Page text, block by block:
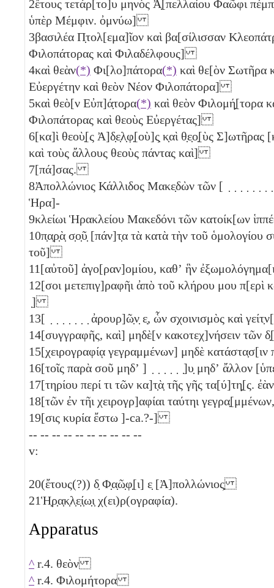
2ἔτους τετάρ[το]υ μηνὸς Ἀ̣[πελλαίου Φαῶφι
ὑπὲρ Μέμφιν. ὀμνύω]
3βασιλέα Π̣τολ[εμα]ῖον καὶ βα[σίλισσαν
Φιλοπάτορας καὶ Φιλαδέλφους]
4καὶ θεὰν(*) Φι[λο]πάτορα(*) καὶ θε[ὸν Σωτῆρα
Εὐεργέτην καὶ θεὸν Νέον Φιλοπάτορα]
5καὶ θεὸ[ν Εὐπ]ά̣το̣ρα(*) καὶ θεὸν Φιλομή̣[τορα
Φιλοπάτορας καὶ θεοὺς Εὐεργέτας]
6[κα]ὶ θεοὺ̣[ς Ἀ]δ̣ε̣λ̣φ̣[οὺ]ς̣ κ̣αὶ θ̣ε̣ο̣[ὺς Σ]ωτῆρας
καὶ τοὺς ἄλλους θεοὺς πάντας καὶ]
7[πά]σας.
8Ἀπολλώνιος Κάλλιδος Μακε̣δὼν τῶν [
Ἡρα]-
9κλείωι Ἡρακλείου Μακεδόνι τῶν κατοίκ[ων
10π̣α̣ρ̣ὰ̣ σ̣ο̣ῦ̣ [πάν]τ̣α τὰ κατὰ τὴν τοῦ ὁμολογίου
τοῦ]
11[αὐτοῦ] ἀγο[ραν]ομίου, καθʼ ἣν
12[σοι μετεπιγ]ραφῆι ἀπὸ τοῦ κλήρου
̣]
13[ ̣ ̣ ̣ ̣ ̣ ̣ ̣ ἀρουρ]ῶ̣ν̣ ε̣, ὧν σχοινισμὸς καὶ
14[συγγραφῆς, καὶ] μηδὲ[ν κακοτεχ]νήσειν τῶν
15[χειρογραφίᾳ γεγραμμένων] μηδὲ
16[τοῖς παρὰ σοῦ μηδʼ ] ̣ ̣ ̣ ̣ ̣ ̣]υ̣ μηδʼ ἄλλον
17[τηρίου περί τι τῶν κα]τ̣ὰ̣ τῆς γῆς τα[ύ]τη̣[ς.
18[τῶν ἐν τῆι χειρογρ]αφίαι ταύτηι
19[σις κυρία ἔστω ]-ca.?-]
-- -- -- -- -- -- -- -- -- --
v:
20(ἔτους(?)) δ̣ Φ̣α̣ῶ̣φ̣[ι] ε̣ [Ἀ]πολλώνιος̣
21Ἡ̣ρ̣α̣κ̣λ̣ε̣ί̣ω̣ι̣ χ(ει)ρ(ογραφία).
Apparatus
^ r.4. θεὸν
^ r.4. Φιλομήτορα